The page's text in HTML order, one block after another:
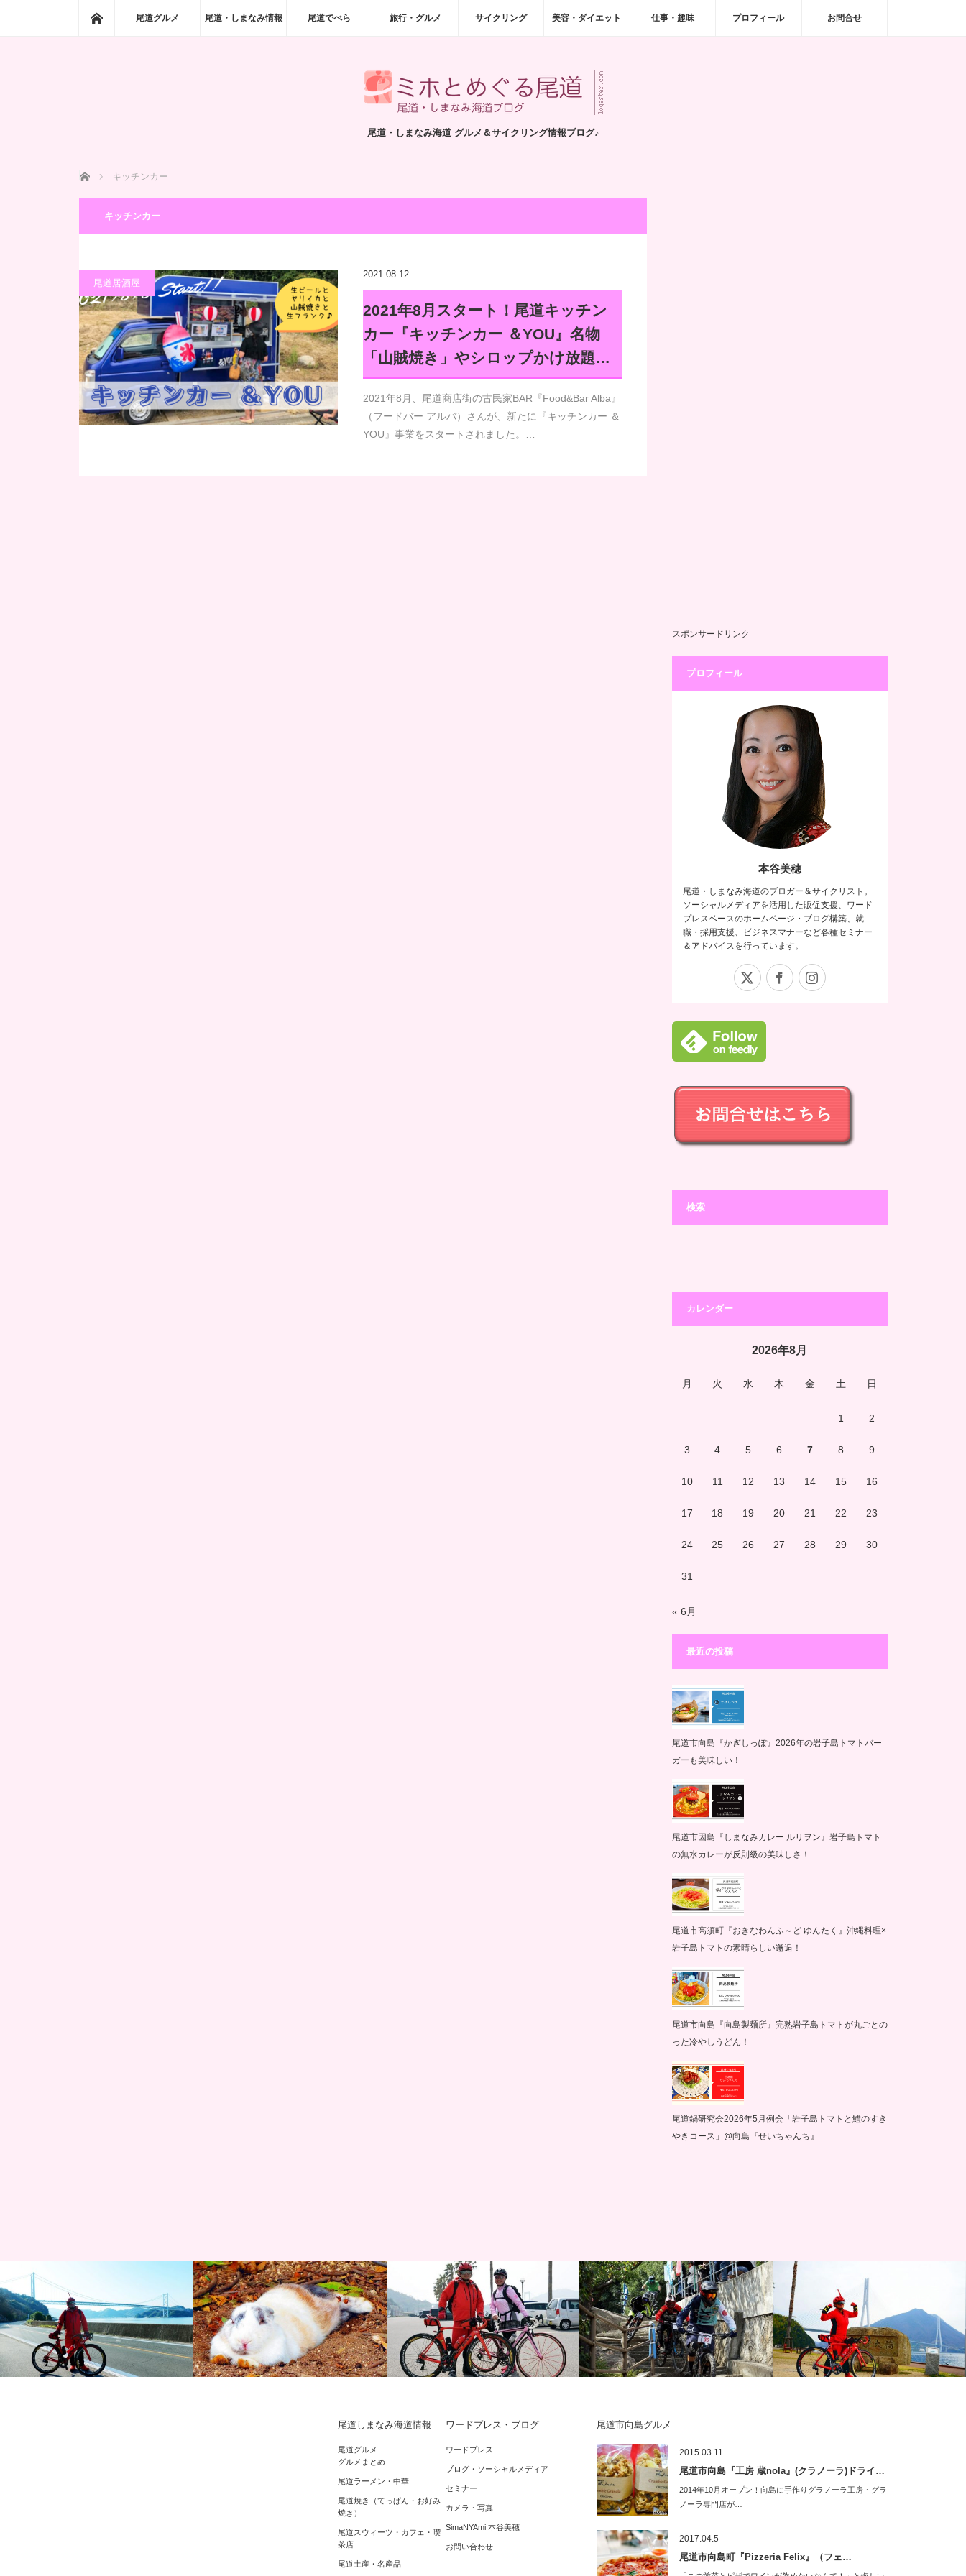
ホーム尾道グルメ 尾道・しまなみ情報 尾道でべら 旅行・グルメ サイクリング 美容・ダイエット 仕事・趣味 プロフィール お問合せ
尾道・しまなみ海道 グルメ＆サイクリング情報ブログ♪
ホーム キッチンカー
キッチンカー
尾道居酒屋
2021.08.12
2021年8月スタート！尾道キッチン
カー『キッチンカー ＆YOU』名物
「山賊焼き」やシロップかけ放題…
2021年8月、尾道商店街の古民家BAR『Food&Bar Alba』
（フードバー アルバ）さんが、新たに『キッチンカー ＆
YOU』事業をスタートされました。…
スポンサードリンク
プロフィール
本谷美穂
尾道・しまなみ海道のブロガー＆サイクリスト。
ソーシャルメディアを活用した販促支援、ワード
プレスベースのホームページ・ブログ構築、就
職・採用支援、ビジネスマナーなど各種セミナー
＆アドバイスを行っています。
Facebook
検索
カレンダー
2026年8月
月 火 水 木 金 土 日
1 2
3 4 5 6 7 8 9
10 11 12 13 14 15 16
17 18 19 20 21 22 23
24 25 26 27 28 29 30
31
« 6月
最近の投稿
尾道市向島『かぎしっぽ』2026年の岩子島トマトバー
ガーも美味しい！
尾道市因島『しまなみカレー ルリヲン』岩子島トマト
の無水カレーが反則級の美味しさ！
尾道市高須町『おきなわんふ～ど ゆんたく』沖縄料理×
岩子島トマトの素晴らしい邂逅！
尾道市向島『向島製麺所』完熟岩子島トマトが丸ごとの
った冷やしうどん！
尾道鍋研究会2026年5月例会「岩子島トマトと鱧のすき
やきコース」@向島『せいちゃんち』
しまなみ海道『ちゃりん娘ファンライ
ド』！キュートなアイドル、大久野島の
しまなみ縦走2018 2日目3/25(日)！追い
風に乗って、春のしまなみ海道 今…
RED BULL HOLY RIDE 2017 大迫力の
マウンテンバイクダウンヒ…
彗星、新車DE ROSA SK Red …
尾道市向島グルメ
2015.03.11
尾道市向島『工房 蔵nola』(クラノーラ)ドライ…
2014年10月オープン！向島に手作りグラノーラ工房・グラ
ノーラ専門店が…
2017.04.5
尾道市向島町『Pizzeria Felix』（フェ…
尾道しまなみ海道情報
尾道グルメ
グルメまとめ
尾道ラーメン・中華
尾道焼き（てっぱん・お好み
焼き）
尾道スウィーツ・カフェ・喫
茶店
尾道土産・名産品
ワードプレス・ブログ
ワードプレス
ブログ・ソーシャルメディア
セミナー
カメラ・写真
SimaNYAmi 本谷美穂
お問い合わせ